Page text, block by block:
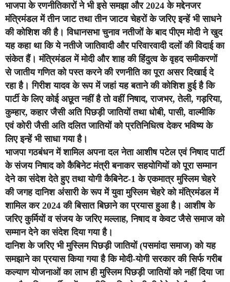
भाजपा के रणनीतिकारों ने भी इसे समझा और 2024 के मद्देनजर
मंत्रिमंडल में तीन जाट तथा तीन जाटव चेहरों के जरिए इन्हें भी साधने
की कोशिश की है। विधानसभा चुनाव नतीजों के बाद पीएम मोदी ने खुद
यह कहा था कि ये नतीजे जातिवादी और परिवारवादी दलों की विदाई का
संकेत हैं। मंत्रिमंडल में मोदी और शाह की हिंदुत्व के वृहद समीकरणों
से जातीय गणित को पस्त करने की रणनीति का पूरा असर दिखाई दे
रहा है। गिरीश यादव के रूप में जहां यह बताने की कोशिश हुई है कि
पार्टी के लिए कोई अछूत नहीं है तो वहीं निषाद, राजभर, तेली, गड़रिया,
कुम्हार, कहार जैसी अति पिछड़ी जातियों तथा धोबी, पासी, वाल्मीकि
एवं कोरी जैसी अति दलित जातियों को प्रतिनिधित्व देकर भविष्य के
लिए इन्हें भी साधा गया है।
भाजपा गठबंधन में शामिल अपना दल नेता आशीष पटेल एवं निषाद पार्टी
के संजय निषाद को कैबिनेट मंत्री बनाकर सहयोगियों को पूरा सम्मान
देने का संदेश देते हुए तथा योगी कैबिनेट-1 के एकमात्र मुस्लिम चेहरे
की जगह दानिश अंसारी के रूप में युवा मुस्लिम चेहरे को मंत्रिमंडल में
शामिल कर 2024 की बिसात बिछाने का प्रयास हुआ है। आशीष के
जरिए कुर्मियों व संजय के जरिए मल्लाह, निषाद व केवट जैसे समाज को
सम्मान देने का संदेश दिया गया है।
दानिश के जरिए भी मुस्लिम पिछड़ी जातियों (पसमांदा समाज) को यह
समझाने का प्रयास किया गया है कि मोदी-योगी सरकार की सिर्फ गरीब
कल्याण योजनाओं का लाभ ही मुस्लिम पिछड़ी जातियों को नहीं दिया जा